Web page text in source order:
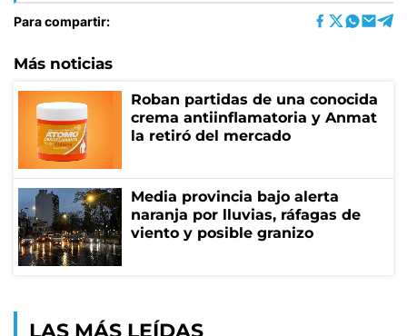
Para compartir:
Más noticias
Roban partidas de una conocida
crema antiinflamatoria y Anmat
la retiró del mercado
Media provincia bajo alerta
naranja por lluvias, ráfagas de
viento y posible granizo
LAS MÁS LEÍDAS